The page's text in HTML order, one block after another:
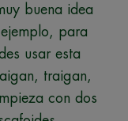
buena idea
para
usar esta
traigan,
con dos